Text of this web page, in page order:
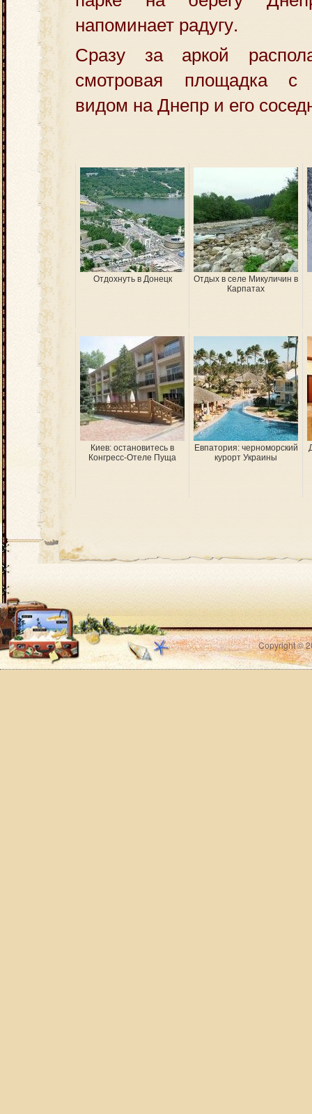
напоминает радугу.
Сразу за аркой
смотровая площадка с
видом на Днепр и его
Отдохнуть в Донецк
Отдых в селе Микуличин в
Карпатах
Киев: остановитесь в
Конгресс-Отеле Пуща
Евпатория: черноморский
курорт Украины
Copyright ©